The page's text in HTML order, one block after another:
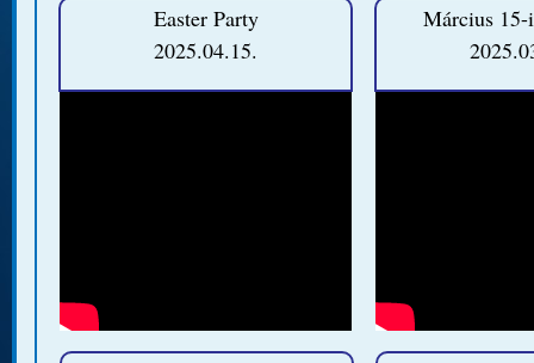
Easter Party
2025.04.15.
Március 15-